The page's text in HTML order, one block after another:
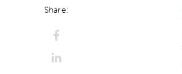
Share: